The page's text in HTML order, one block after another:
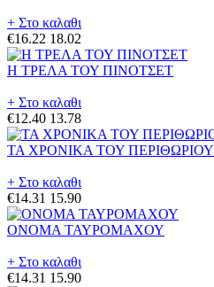
+ Στο καλαθι
€16.22 18.02
Η ΤΡΕΛΑ ΤΟΥ ΠΙΝΟΤΣΕΤ
+ Στο καλαθι
€12.40 13.78
ΤΑ ΧΡΟΝΙΚΑ ΤΟΥ ΠΕΡΙΘΩΡΙΟΥ
+ Στο καλαθι
€14.31 15.90
ΟΝΟΜΑ ΤΑΥΡΟΜΑΧΟΥ
+ Στο καλαθι
€14.31 15.90